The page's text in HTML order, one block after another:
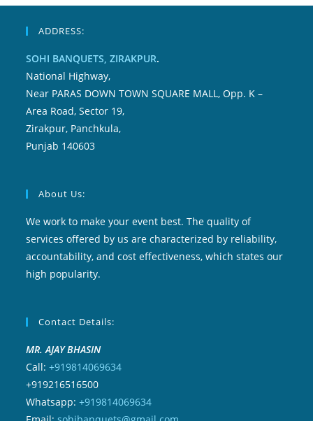
ADDRESS:
SOHI BANQUETS, ZIRAKPUR.
National Highway,
Near PARAS DOWN TOWN SQUARE MALL, Opp. K –
Area Road, Sector 19,
Zirakpur, Panchkula,
Punjab 140603
About Us:
We work to make your event best. The quality of
services offered by us are characterized by reliability,
accountability, and cost effectiveness, which states our
high popularity.
Contact Details:
MR. AJAY BHASIN
Call:+919814069634
+919216516500
Whatsapp:+919814069634